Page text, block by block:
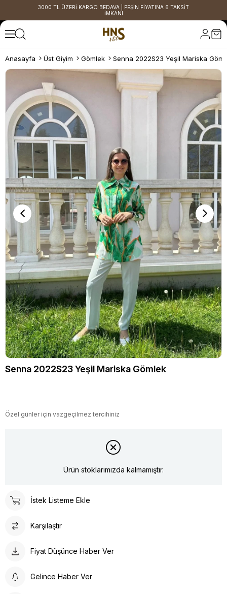
3000 TL ÜZERİ KARGO BEDAVA | PEŞİN FİYATINA 6 TAKSİT
İMKANI
Anasayfa Üst Giyim Gömlek Senna 2022S23 Yeşil Mariska
Senna 2022S23 Yeşil Mariska Gömlek
Özel günler için vazgeçilmez tercihiniz
Ürün stoklarımızda kalmamıştır.
İstek Listeme Ekle
Karşılaştır
Fiyat Düşünce Haber Ver
Gelince Haber Ver